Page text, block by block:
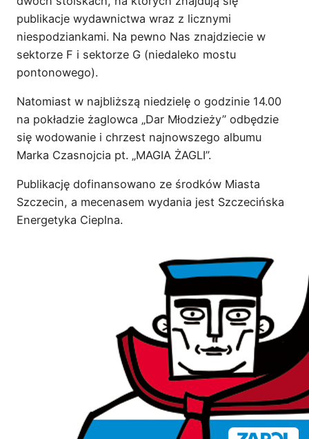
publikacje wydawnictwa wraz z licznymi
niespodziankami. Na pewno Nas znajdziecie w
sektorze F i sektorze G (niedaleko mostu
pontonowego).
Natomiast w najbliższą niedzielę o godzinie 14.00
na pokładzie żaglowca „Dar Młodzieży” odbędzie
się wodowanie i chrzest najnowszego albumu
Marka Czasnojcia pt. „MAGIA ŻAGLI”.
Publikację dofinansowano ze środków Miasta
Szczecin, a mecenasem wydania jest Szczecińska
Energetyka Cieplna.